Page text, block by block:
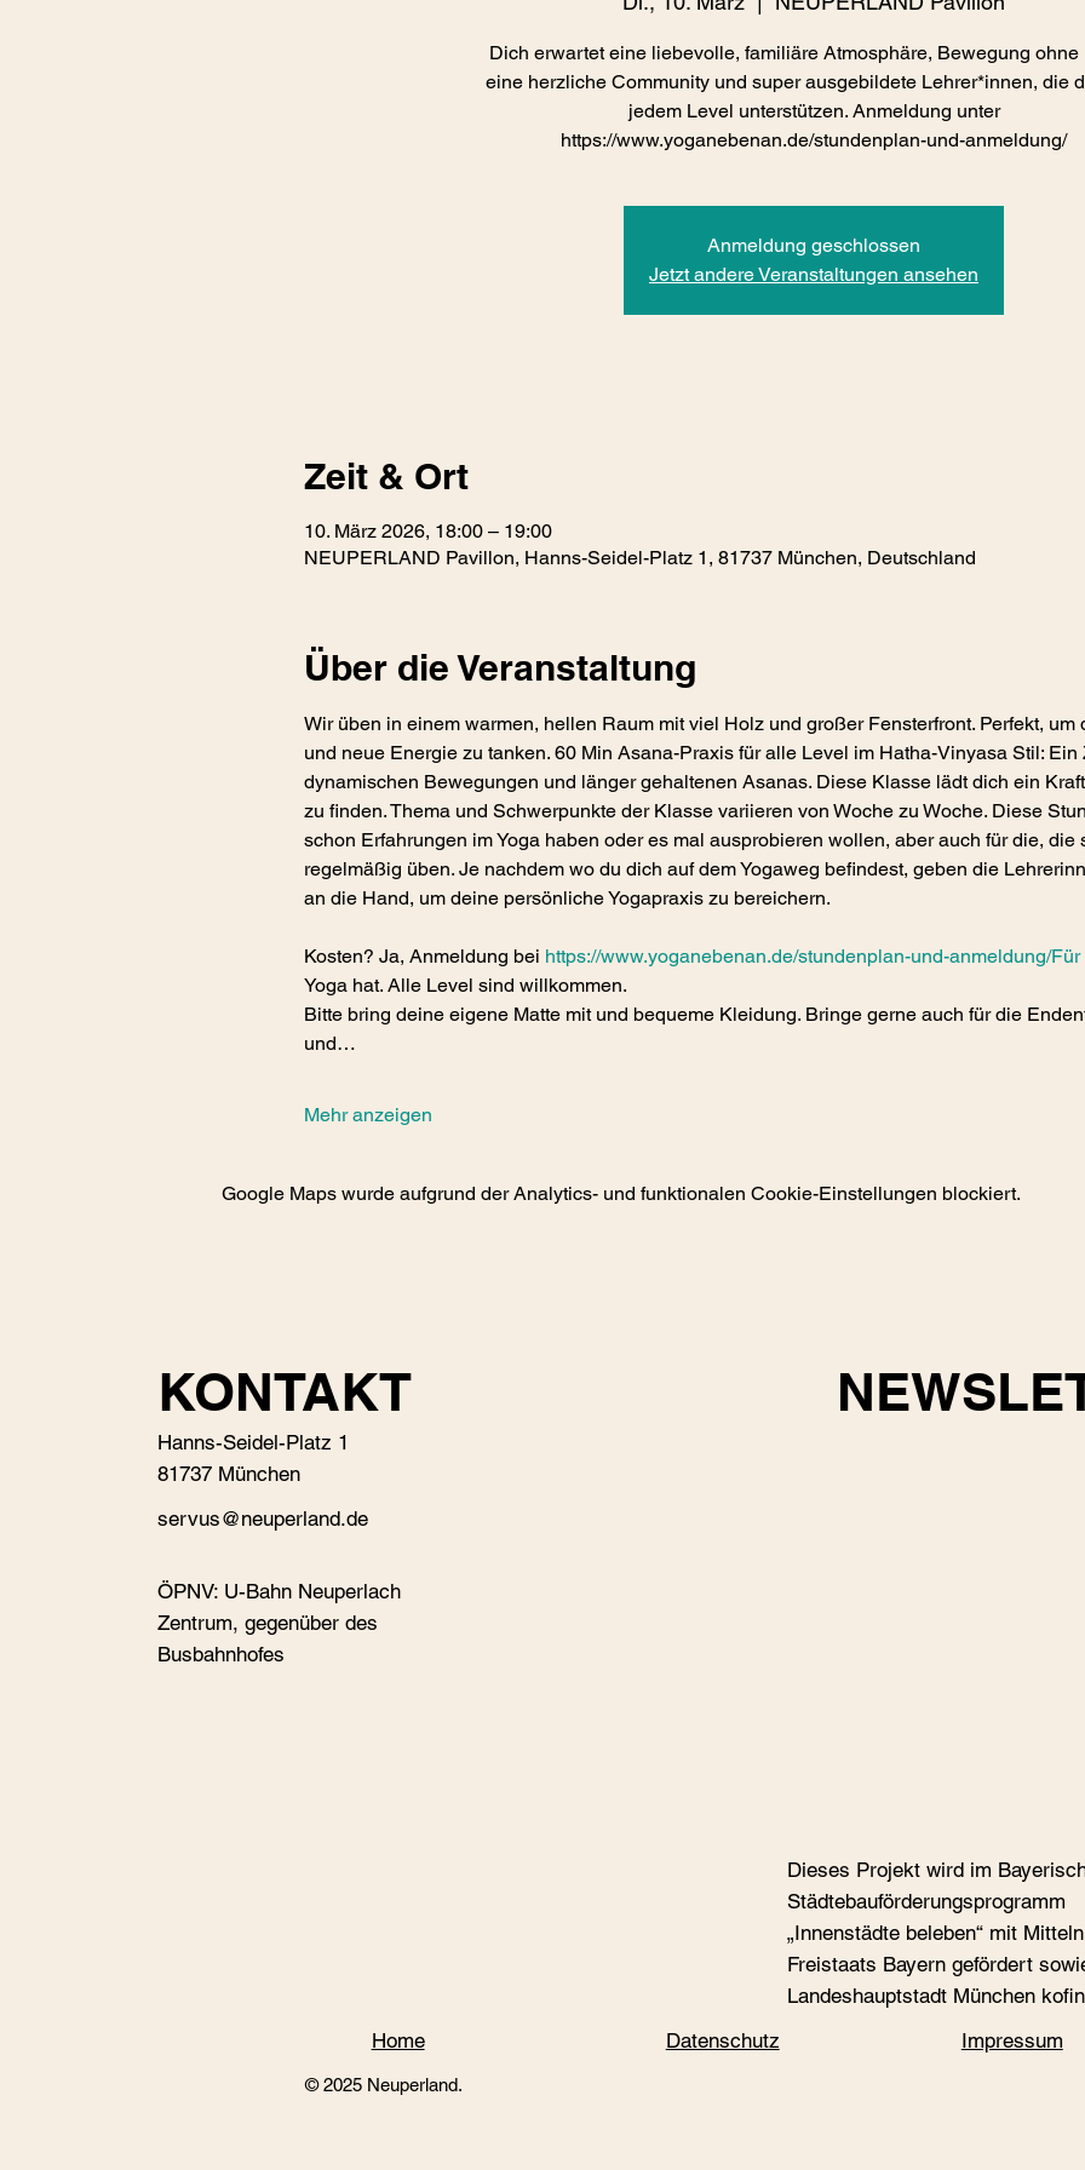
Dich erwartet eine liebevolle, familiäre Atmosphäre, Bewegung ohne
eine herzliche Community und super ausgebildete Lehrer*innen, die
jedem Level unterstützen. Anmeldung unter
https://www.yoganebenan.de/stundenplan-und-anmeldung/
Anmeldung geschlossen
Jetzt andere Veranstaltungen ansehen
Zeit & Ort
10. März 2026, 18:00 – 19:00
NEUPERLAND Pavillon, Hanns-Seidel-Platz 1, 81737 München, Deutschland
Über die Veranstaltung
Wir üben in einem warmen, hellen Raum mit viel Holz und großer Fensterfront. Perfekt,
und neue Energie zu tanken. 60 Min Asana-Praxis für alle Level im Hatha-Vinyasa Stil:
dynamischen Bewegungen und länger gehaltenen Asanas. Diese Klasse lädt dich ein
zu finden. Thema und Schwerpunkte der Klasse variieren von Woche zu Woche. Diese
schon Erfahrungen im Yoga haben oder es mal ausprobieren wollen, aber auch für die,
regelmäßig üben. Je nachdem wo du dich auf dem Yogaweg befindest, geben die
an die Hand, um deine persönliche Yogapraxis zu bereichern.
Kosten? Ja, Anmeldung bei https://www.yoganebenan.de/stundenplan-und-anmeldung/Für
Yoga hat. Alle Level sind willkommen.
Bitte bring deine eigene Matte mit und bequeme Kleidung. Bringe gerne auch für die
und…
Mehr anzeigen
Google Maps wurde aufgrund der Analytics- und funktionalen Cookie-Einstellungen blockiert.
KONTAKT
Hanns-Seidel-Platz 1
81737 München
servus@neuperland.de
ÖPNV: U-Bahn Neuperlach
Zentrum, gegenüber des
Busbahnhofes
Dieses Projekt wird im
Städtebauförderungspro­gramm
„Innenstädte beleben“ mit
Freistaats Bayern gefördert
Landeshauptstadt München
Home
Datenschutz Impressum
© 2025 Neuperland.